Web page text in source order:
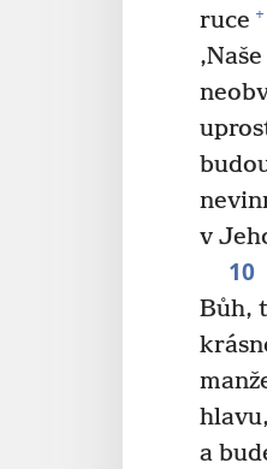
ruce +
v
10
Bůh,
a